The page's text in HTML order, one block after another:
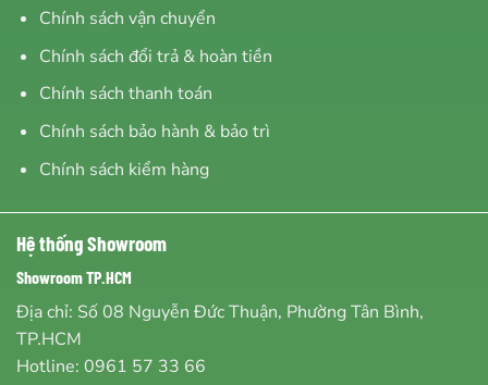
Chính sách vận chuyển
Chính sách đổi trả & hoàn tiền
Chính sách thanh toán
Chính sách bảo hành & bảo trì
Chính sách kiểm hàng
Hệ thống Showroom
Showroom TP.HCM
Địa chỉ: Số 08 Nguyễn Đức Thuận, Phường Tân Bình,
TP.HCM
Hotline: 0961 57 33 66